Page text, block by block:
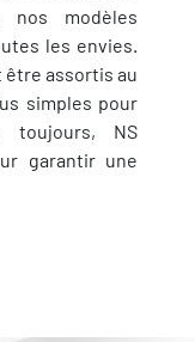
modèles
les envies.
être assortis au
simples pour
toujours, NS
garantir une